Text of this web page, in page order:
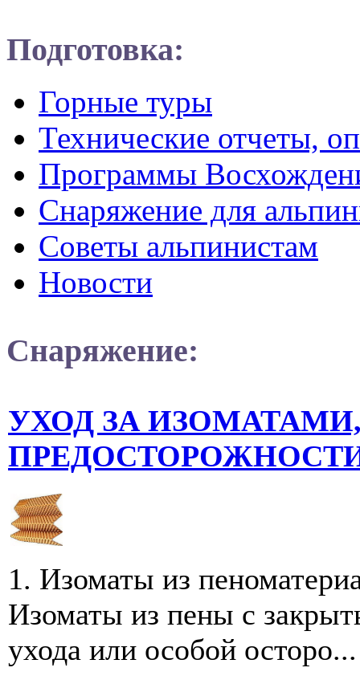
Подготовка:
Горные туры
Технические отчеты,
Программы
Снаряжение для
Советы альпинистам
Новости
Снаряжение:
УХОД ЗА
1. Изоматы из
Изоматы из пены с
ухода или особой осторо...